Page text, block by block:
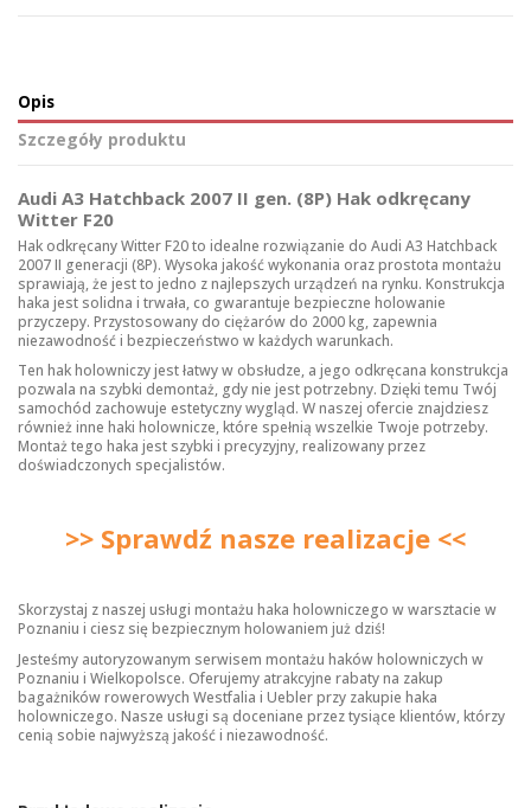
Opis
Szczegóły produktu
Audi A3 Hatchback 2007 II gen. (8P) Hak odkręcany
Witter F20
Hak odkręcany Witter F20 to idealne rozwiązanie do Audi A3 Hatchback
2007 II generacji (8P). Wysoka jakość wykonania oraz prostota montażu
sprawiają, że jest to jedno z najlepszych urządzeń na rynku. Konstrukcja
haka jest solidna i trwała, co gwarantuje bezpieczne holowanie
przyczepy. Przystosowany do ciężarów do 2000 kg, zapewnia
niezawodność i bezpieczeństwo w każdych warunkach.
Ten hak holowniczy jest łatwy w obsłudze, a jego odkręcana konstrukcja
pozwala na szybki demontaż, gdy nie jest potrzebny. Dzięki temu Twój
samochód zachowuje estetyczny wygląd. W naszej ofercie znajdziesz
również inne haki holownicze, które spełnią wszelkie Twoje potrzeby.
Montaż tego haka jest szybki i precyzyjny, realizowany przez
doświadczonych specjalistów.
>> Sprawdź nasze realizacje <<
Skorzystaj z naszej usługi montażu haka holowniczego w warsztacie w
Poznaniu i ciesz się bezpiecznym holowaniem już dziś!
Jesteśmy autoryzowanym serwisem montażu haków holowniczych w
Poznaniu i Wielkopolsce. Oferujemy atrakcyjne rabaty na zakup
bagażników rowerowych Westfalia i Uebler przy zakupie haka
holowniczego. Nasze usługi są doceniane przez tysiące klientów, którzy
cenią sobie najwyższą jakość i niezawodność.